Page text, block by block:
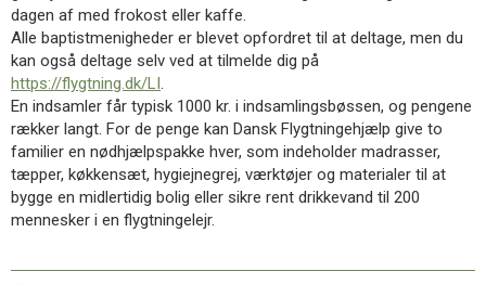
13.0:
Værktøjskassen
14.0:
Mission
15.0:
Om
BaptistKirken
16.0:
Kontakt
Næste
indlæg:
Gaver
der
dagen af med frokost eller kaffe.
Alle baptistmenigheder er blevet opfordret til at deltage, men du
kan også deltage selv ved at tilmelde dig på
https://flygtning.dk/LI.
En indsamler får typisk 1000 kr. i indsamlingsbøssen, og pengene
rækker langt. For de penge kan Dansk Flygtningehjælp give to
familier en nødhjælpspakke hver, som indeholder madrasser,
tæpper, køkkensæt, hygiejnegrej, værktøjer og materialer til at
bygge en midlertidig bolig eller sikre rent drikkevand til 200
mennesker i en flygtningelejr.